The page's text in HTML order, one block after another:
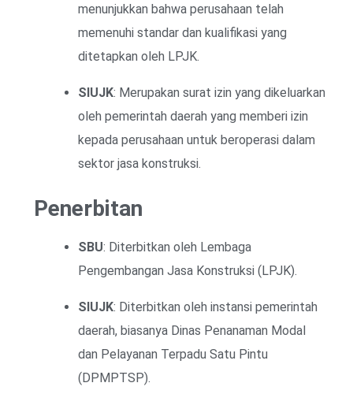
menunjukkan bahwa perusahaan telah
memenuhi standar dan kualifikasi yang
ditetapkan oleh LPJK.
SIUJK: Merupakan surat izin yang dikeluarkan
oleh pemerintah daerah yang memberi izin
kepada perusahaan untuk beroperasi dalam
sektor jasa konstruksi.
Penerbitan
SBU: Diterbitkan oleh Lembaga
Pengembangan Jasa Konstruksi (LPJK).
SIUJK: Diterbitkan oleh instansi pemerintah
daerah, biasanya Dinas Penanaman Modal
dan Pelayanan Terpadu Satu Pintu
(DPMPTSP).